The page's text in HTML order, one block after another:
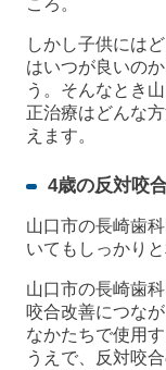
ころ。
しかし子供には
はいつが良いの
う。そんなとき
正治療はどんな
えます。
4歳の反対咬
山口市の長崎歯
いてもしっかり
山口市の長崎歯
咬合改善につな
なかたちで使用
うえで、反対咬